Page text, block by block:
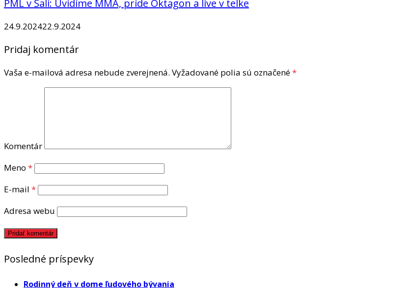
PML v Šali: Uvidíme MMA, príde Oktagon a live v telke
24.9.202422.9.2024
Pridaj komentár
Vaša e-mailová adresa nebude zverejnená. Vyžadované polia sú označené*
Komentár
Meno *
E-mail *
Adresa webu
Posledné príspevky
Rodinný deň v dome ľudového bývania